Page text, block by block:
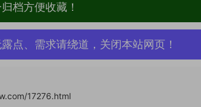
档方便收藏！
点、需求请绕道，关闭本站网页！
17276.html